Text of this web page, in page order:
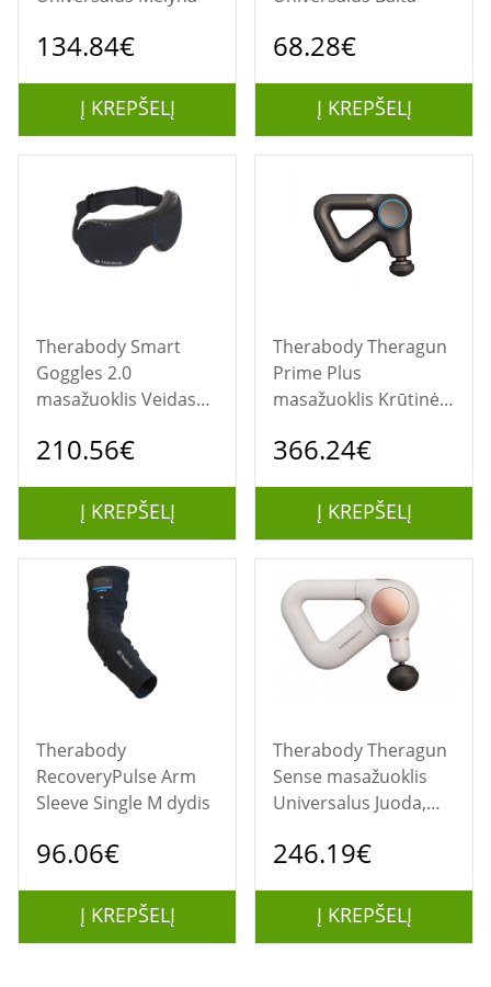
134.84€
Į KREPŠELĮ
68.28€
Į KREPŠELĮ
Therabody Smart
Goggles 2.0
masažuoklis Veidas
210.56€
Į KREPŠELĮ
Therabody Theragun
Prime Plus
masažuoklis Krūtinė,
Mėlyna
366.24€
Į KREPŠELĮ
Therabody
RecoveryPulse Arm
Sleeve Single M dydis
96.06€
Į KREPŠELĮ
Therabody Theragun
Sense masažuoklis
Universalus Juoda,
246.19€
Į KREPŠELĮ